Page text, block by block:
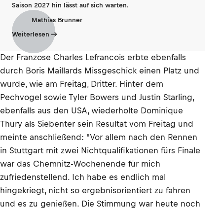
Saison 2027 hin lässt auf sich warten.
Mathias Brunner
Weiterlesen
Der Franzose Charles Lefrancois erbte ebenfalls
durch Boris Maillards Missgeschick einen Platz und
wurde, wie am Freitag, Dritter. Hinter dem
Pechvogel sowie Tyler Bowers und Justin Starling,
ebenfalls aus den USA, wiederholte Dominique
Thury als Siebenter sein Resultat vom Freitag und
meinte anschließend: "Vor allem nach den Rennen
in Stuttgart mit zwei Nichtqualifikationen fürs Finale
war das Chemnitz-Wochenende für mich
zufriedenstellend. Ich habe es endlich mal
hingekriegt, nicht so ergebnisorientiert zu fahren
und es zu genießen. Die Stimmung war heute noch